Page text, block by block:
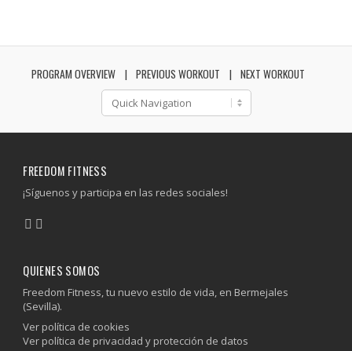
PROGRAM OVERVIEW PREVIOUS WORKOUT NEXT WORKOUT
FREEDOM FITNESS
¡Síguenos y participa en las redes sociales!
QUIENES SOMOS
Freedom Fitness, tu nuevo estilo de vida, en Bermejales
(Sevilla).
Ver política de cookies
Ver política de privacidad y protección de datos